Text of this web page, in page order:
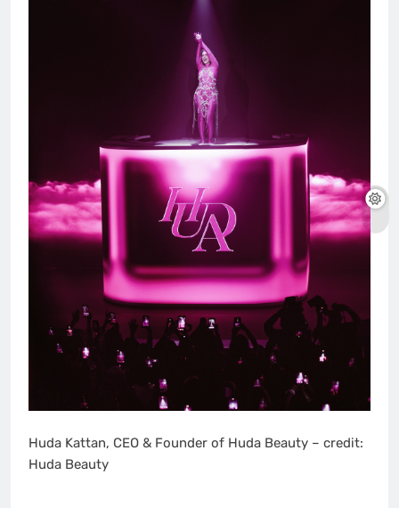
Huda Kattan, CEO & Founder of Huda Beauty – credit:
Huda Beauty